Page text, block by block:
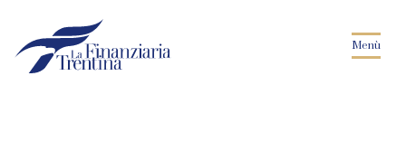
Menù